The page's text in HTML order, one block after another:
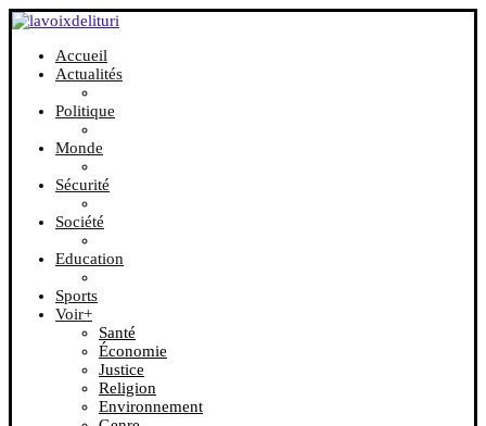
Accueil
Actualités
Politique
Monde
Sécurité
Société
Education
Sports
Voir+
Santé
Économie
Justice
Religion
Environnement